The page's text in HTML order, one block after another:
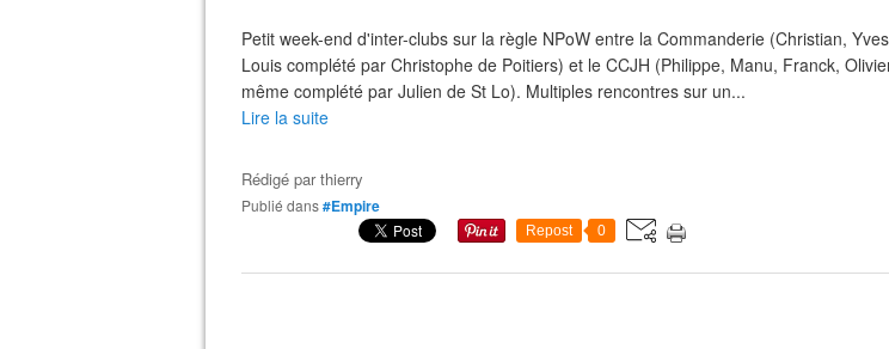
Petit week-end d'inter-clubs sur la règle NPoW entre la Commanderie (Christian,
Louis complété par Christophe de Poitiers) et le CCJH (Philippe, Manu, Franck,
même complété par Julien de St Lo). Multiples rencontres sur un...
Lire la suite
Rédigé parthierry
Publié dans#Empire
Repost 0